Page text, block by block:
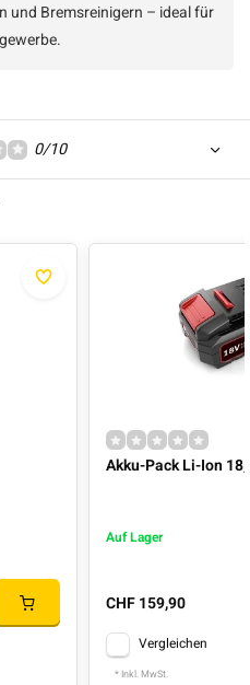
und Bremsreinigern – ideal für
0/10
Akku-Pack Li-Ion
Auf Lager
CHF 159,90
Vergleichen
* Inkl. MwSt.